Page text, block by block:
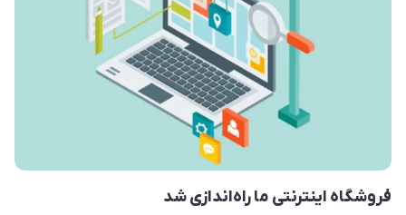
فروشگاه اینترنتی ما راه‌اندازی شد